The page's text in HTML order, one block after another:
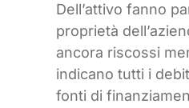
Dell’attivo fanno
proprietà
ancora riscossi
indicano tutti i
fonti di